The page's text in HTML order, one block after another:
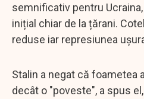
semnificativ pentru
inițial chiar de la țărani.
reduse iar represiunea
Stalin a negat că foametea
decât o "poveste", a spus